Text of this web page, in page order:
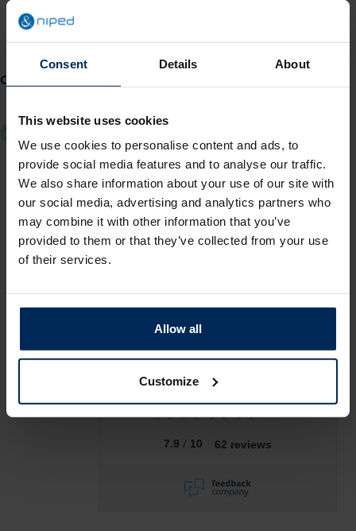
Consent Details About
This website uses cookies
We use cookies to personalise content and ads, to
provide social media features and to analyse our traffic.
We also share information about your use of our site with
our social media, advertising and analytics partners who
may combine it with other information that you’ve
provided to them or that they’ve collected from your use
of their services.
Allow all
Customize
Onder andere deze klanten gingen je voor
7.9 / 10 62 reviews